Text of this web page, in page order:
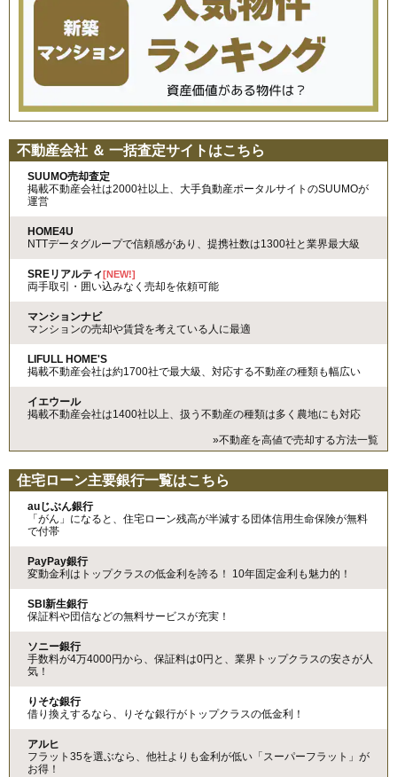
不動産会社 ＆ 一括査定サイトはこちら
SUUMO売却査定
掲載不動産会社は2000社以上、大手負動産ポータルサイトのSUUMOが
運営
HOME4U
NTTデータグループで信頼感があり、提携社数は1300社と業界最大級
SREリアルティ[NEW!]
両手取引・囲い込みなく売却を依頼可能
マンションナビ
マンションの売却や賃貸を考えている人に最適
LIFULL HOME'S
掲載不動産会社は約1700社で最大級、対応する不動産の種類も幅広い
イエウール
掲載不動産会社は1400社以上、扱う不動産の種類は多く農地にも対応
»不動産を高値で売却する方法一覧
住宅ローン主要銀行一覧はこちら
auじぶん銀行
「がん」になると、住宅ローン残高が半減する団体信用生命保険が無料
で付帯
PayPay銀行
変動金利はトップクラスの低金利を誇る！ 10年固定金利も魅力的！
SBI新生銀行
保証料や団信などの無料サービスが充実！
ソニー銀行
手数料が4万4000円から、保証料は0円と、業界トップクラスの安さが人
気！
りそな銀行
借り換えするなら、りそな銀行がトップクラスの低金利！
アルヒ
フラット35を選ぶなら、他社よりも金利が低い「スーパーフラット」が
お得！